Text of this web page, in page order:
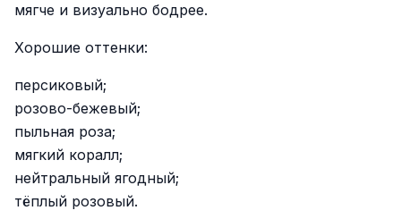
мягче и визуально бодрее.
Хорошие оттенки:
персиковый;
розово-бежевый;
пыльная роза;
мягкий коралл;
нейтральный ягодный;
тёплый розовый.